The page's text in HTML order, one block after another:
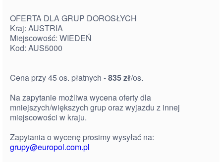
OFERTA DLA GRUP DOROSŁYCH
Kraj: AUSTRIA
Miejscowość: WIEDEŃ
Kod: AUS5000
Cena przy 45 os. płatnych -835zł/os.
Na zapytanie możliwa wycena oferty dla
mniejszych/większych grup oraz wyjazdu z innej
miejscowości w kraju.
Zapytania o wycenę prosimy wysyłać na:
grupy@europol.com.pl